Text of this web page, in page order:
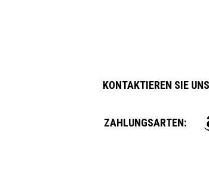
KONTAKTIEREN SIE
ZAHLUNGSARTEN: